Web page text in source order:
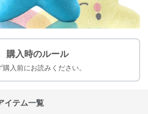
購入時のルール
購入前にお読みください。
イテム一覧